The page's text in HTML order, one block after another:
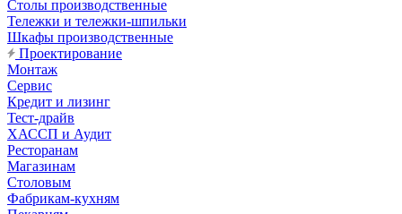
Столы производственные
Тележки и тележки-шпильки
Шкафы производственные
Проектирование
Монтаж
Сервис
Кредит и лизинг
Тест-драйв
ХАССП и Аудит
Ресторанам
Магазинам
Столовым
Фабрикам-кухням